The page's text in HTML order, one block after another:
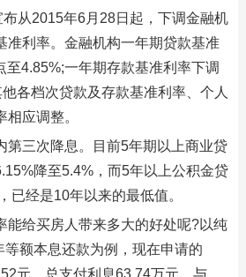
从2015年6月28日起，下调金融机
准利率。金融机构一年期贷款基准
至4.85%;一年期存款基准利率下调
各档次贷款及存款基准利率、个人
应调整。
第三次降息。目前5年期以上商业贷
降至5.4%，而5年以上公积金贷
已经是10年以来的最低值。
能给买房人带来多大的好处呢?以纯
额本息还款为例，现在申请的
元，总支付利息63.74万元，与